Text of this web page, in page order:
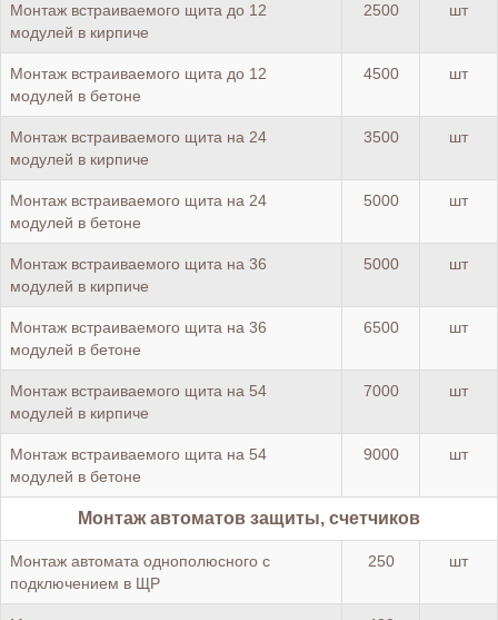
Монтаж встраиваемого щита до 12
модулей в кирпиче
2500 шт
Монтаж встраиваемого щита до 12
модулей в бетоне
4500 шт
Монтаж встраиваемого щита на 24
модулей в кирпиче
3500 шт
Монтаж встраиваемого щита на 24
модулей в бетоне
5000 шт
Монтаж встраиваемого щита на 36
модулей в кирпиче
5000 шт
Монтаж встраиваемого щита на 36
модулей в бетоне
6500 шт
Монтаж встраиваемого щита на 54
модулей в кирпиче
7000 шт
Монтаж встраиваемого щита на 54
модулей в бетоне
9000 шт
Монтаж автоматов защиты, счетчиков
Монтаж автомата однополюсного с
подключением в ЩР
250 шт